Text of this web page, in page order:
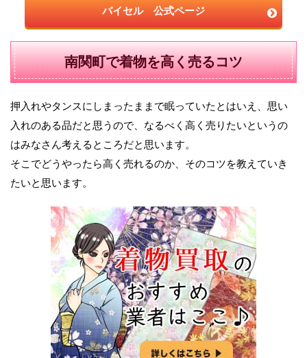
バイセル 公式ページ
南関町で着物を高く売るコツ
押入れやタンスにしまったままで眠っていたとはいえ、思い
入れのある品だと思うので、なるべく高く売りたいというの
はみなさん考えるところだと思います。
そこでどうやったら高く売れるのか、そのコツを教えていき
たいと思います。